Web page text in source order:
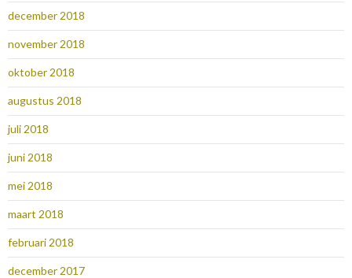
december 2018
november 2018
oktober 2018
augustus 2018
juli 2018
juni 2018
mei 2018
maart 2018
februari 2018
december 2017